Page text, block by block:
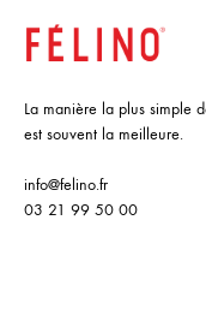
La manière la plus simple
est souvent la meilleure.
info@felino.fr
03 21 99 50 00